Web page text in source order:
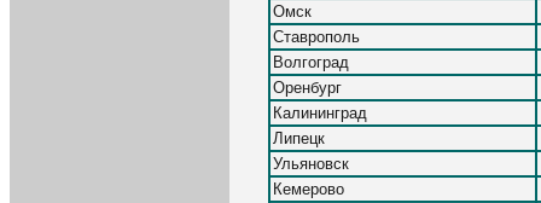
Омск
Ставрополь
Волгоград
Оренбург
Калининград
Липецк
Ульяновск
Кемерово